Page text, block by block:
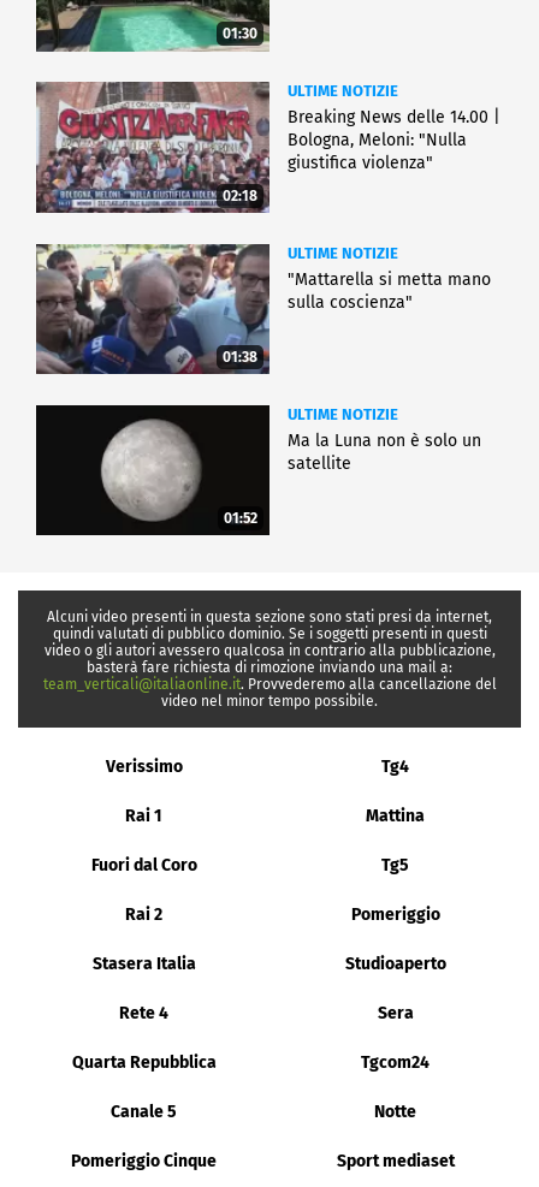
01:30
02:18
ULTIME NOTIZIE
Breaking News delle 14.00 |
Bologna, Meloni: "Nulla
giustifica violenza"
01:38
ULTIME NOTIZIE
"Mattarella si metta mano
sulla coscienza"
01:52
ULTIME NOTIZIE
Ma la Luna non è solo un
satellite
Alcuni video presenti in questa sezione sono stati presi da internet,
quindi valutati di pubblico dominio. Se i soggetti presenti in questi
video o gli autori avessero qualcosa in contrario alla pubblicazione,
basterà fare richiesta di rimozione inviando una mail a:
team_verticali@italiaonline.it. Provvederemo alla cancellazione del
video nel minor tempo possibile.
Verissimo Tg4
Rai 1 Mattina
Fuori dal Coro Tg5
Rai 2 Pomeriggio
Stasera Italia Studioaperto
Rete 4 Sera
Quarta Repubblica Tgcom24
Canale 5 Notte
Pomeriggio Cinque Sport mediaset